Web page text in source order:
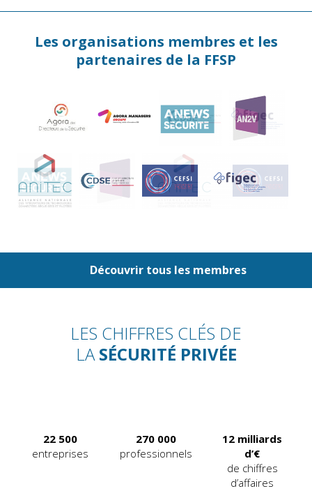
Les organisations membres et les
partenaires de la FFSP
Découvrir tous les membres
LES CHIFFRES CLÉS DE
LASÉCURITÉ PRIVÉE
25 000
entreprises
300 000
professionnels
12 milliards
d’€
de chiffres
d’affaires